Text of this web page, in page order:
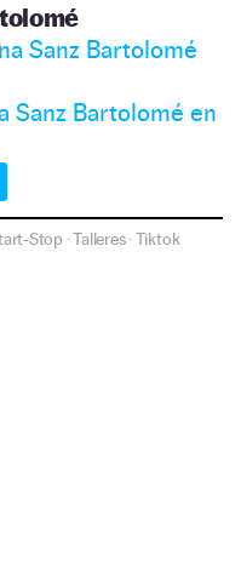
Sanz Bartolomé
Sanz Bartolomé en
Stop ·Talleres·Tiktok